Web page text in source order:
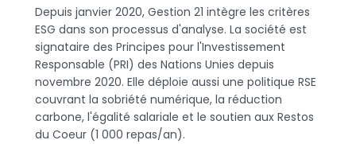
Depuis janvier 2020, Gestion 21 intègre les critères
ESG dans son processus d'analyse. La société est
signataire des Principes pour l'Investissement
Responsable (PRI) des Nations Unies depuis
novembre 2020. Elle déploie aussi une politique RSE
couvrant la sobriété numérique, la réduction
carbone, l'égalité salariale et le soutien aux Restos
du Coeur (1 000 repas/an).